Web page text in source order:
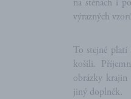
na stěnách i
výrazných
To stejné
košili.
obrázky
jiný doplněk.